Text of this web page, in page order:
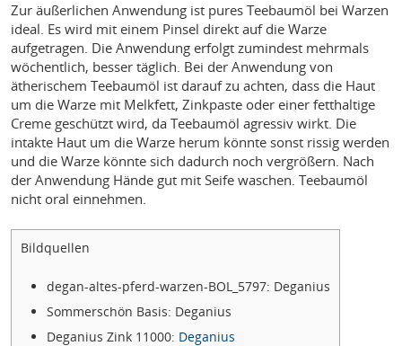
Zur äußerlichen Anwendung ist pures Teebaumöl bei Warzen
ideal. Es wird mit einem Pinsel direkt auf die Warze
aufgetragen. Die Anwendung erfolgt zumindest mehrmals
wöchentlich, besser täglich. Bei der Anwendung von
ätherischem Teebaumöl ist darauf zu achten, dass die Haut
um die Warze mit Melkfett, Zinkpaste oder einer fetthaltige
Creme geschützt wird, da Teebaumöl agressiv wirkt. Die
intakte Haut um die Warze herum könnte sonst rissig werden
und die Warze könnte sich dadurch noch vergrößern. Nach
der Anwendung Hände gut mit Seife waschen. Teebaumöl
nicht oral einnehmen.
Bildquellen
degan-altes-pferd-warzen-BOL_5797: Deganius
Sommerschön Basis: Deganius
Deganius Zink 11000: Deganius